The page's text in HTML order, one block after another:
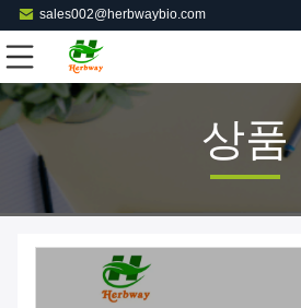
sales002@herbwaybio.com
상품